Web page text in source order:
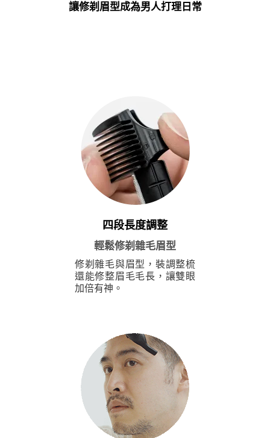
讓修剃眉型成為男人打理日常
四段長度調整
輕鬆修剃雜毛眉型
修剃雜毛與眉型，裝調整梳
還能修整眉毛毛長，讓雙眼
加倍有神。